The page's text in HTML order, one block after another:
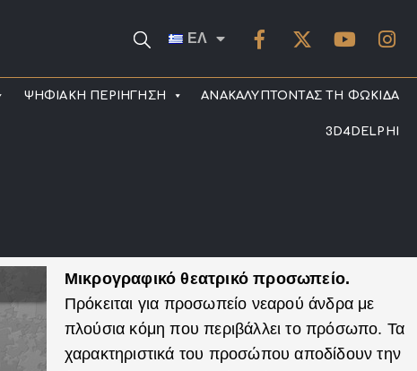
ΕΛ
ΨΗΦΙΑΚΗ ΠΕΡΙΗΓΗΣΗ ΑΝΑΚΑΛΥΠΤΟΝΤΑΣ ΤΗ ΦΩΚΙΔΑ
3D4DELPHI
Μικρογραφικό θεατρικό προσωπείο.
Πρόκειται για προσωπείο νεαρού άνδρα με
πλούσια κόμη που περιβάλλει το πρόσωπο. Τα
χαρακτηριστικά του προσώπου αποδίδουν την